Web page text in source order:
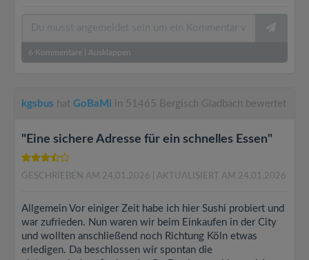
6 Kommentare Ausklappen
kgsbus hat GoBaMi in 51465 Bergisch Gladbach bewertet
"Eine sichere Adresse für ein schnelles Essen"
GESCHRIEBEN AM 24.01.2026 | AKTUALISIERT AM 24.01.2026
Allgemein Vor einiger Zeit habe ich hier Sushi probiert und
war zufrieden. Nun waren wir beim Einkaufen in der City
und wollten anschließend noch Richtung Köln etwas
erledigen. Da beschlossen wir spontan die